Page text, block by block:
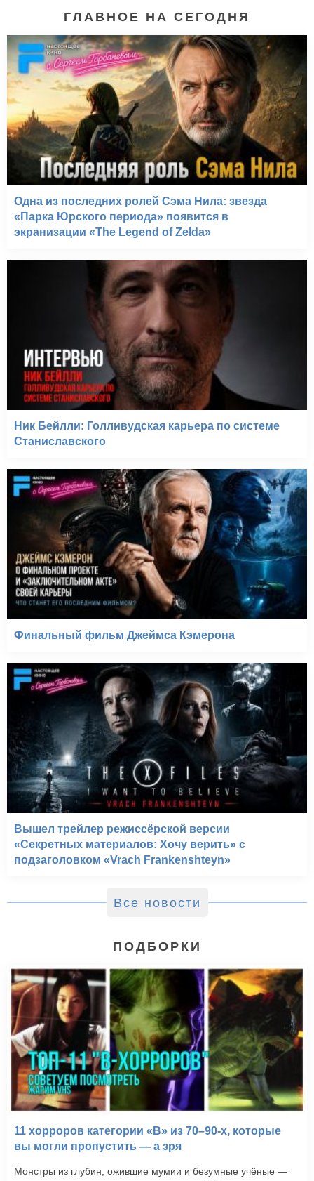
Дневник памяти (2004)
ГЛАВНОЕ НА СЕГОДНЯ
Одна из последних ролей Сэма Нила: звезда
«Парка Юрского периода» появится в
экранизации «The Legend of Zelda»
Ник Бейлли: Голливудская карьера по системе
Станиславского
Финальный фильм Джеймса Кэмерона
Вышел трейлер режиссёрской версии
«Секретных материалов: Хочу верить» с
подзаголовком «Vrach Frankenshteyn»
Все новости
ПОДБОРКИ
11 хорроров категории «B» из 70–90-х, которые
вы могли пропустить — а зря
Монстры из глубин, ожившие мумии и безумные учёные —